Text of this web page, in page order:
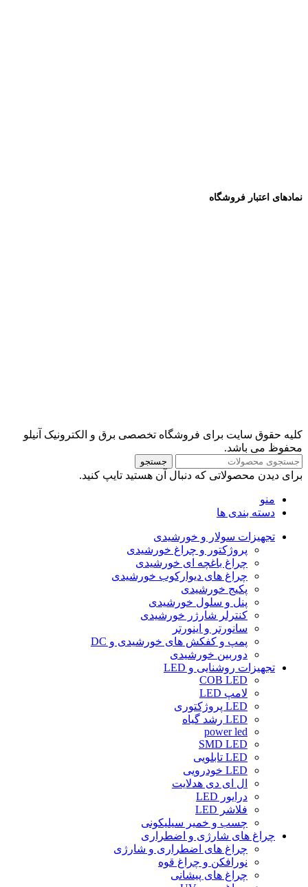
نمادهای اعتبار فروشگاه
کلیه حقوق سایت برای فروشگاه تخصصی برق و الکترونیک آنیلو
محفوظ می باشد.
جستجو
برای دیدن محصولاتی که دنبال آن هستید تایپ کنید.
منو
دسته بندی ها
تجهیزات سولار و خورشیدی
پروژکتور و چراغ خورشیدی
چراغ باغچه ای خورشیدی
چراغ های دیوارکوب خورشیدی
پکیج خورشیدی
پنل و سلول خورشیدی
کنترلر شارژر خورشیدی
سانورتر و اینورتر
پمپ و کفکش های خورشیدی و DC
دوربین خورشیدی
تجهیزات روشنایی و LED
COB LED
لامپ LED
LED پروژکتوری
LED رشد گیاه
power led
SMD LED
LED تابلویی
LED خودرویی
ال ای دی هدلایت
درایور LED
فلاشر LED
چسب و خمیر سیلیکونی
چراغ های شارژی و اضطراری
چراغ های اضطراری و شارژی
نورافکن و چراغ قوه
چراغ های پیشانی